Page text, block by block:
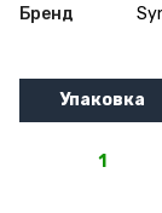
Бренд
Упаковка
1